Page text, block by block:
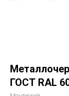
ГОСТ RAL